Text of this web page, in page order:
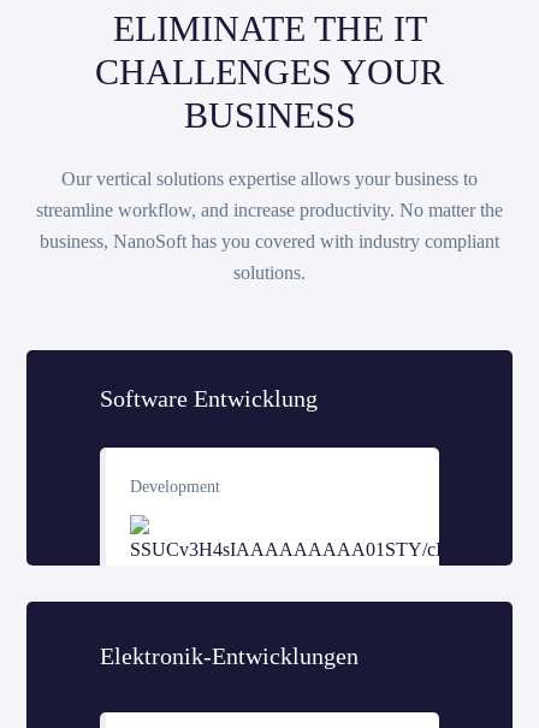
ELIMINATE THE IT
CHALLENGES YOUR
BUSINESS
Our vertical solutions expertise allows your business to
streamline workflow, and increase productivity. No matter the
business, NanoSoft has you covered with industry compliant
solutions.
Development
Software Entwicklung
Elektronik-Entwicklungen